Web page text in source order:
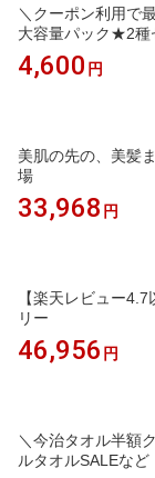
＼クーポン利用で
大容量パック★2種
4,600 円
美肌の先の、美髪
場
33,968 円
【楽天レビュー
リー
46,956 円
＼今治タオル半額
ルタオルSALEなど